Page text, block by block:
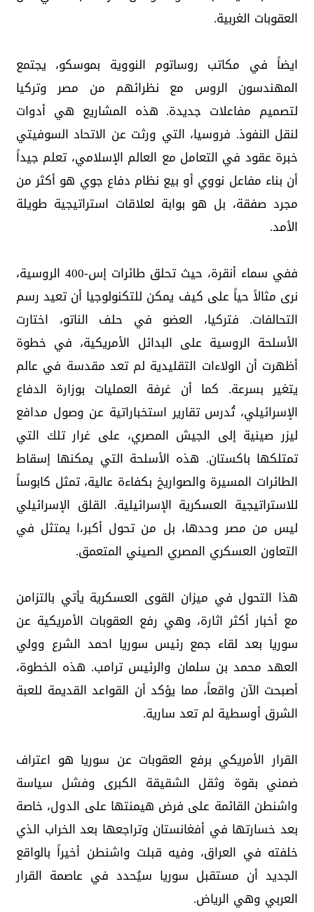
العقوبات الغربية.
ايضاً في مكاتب روساتوم النووية بموسكو، يجتمع
المهندسون الروس مع نظرائهم من مصر وتركيا
لتصميم مفاعلات جديدة. هذه المشاريع هي أدوات
لنقل النفوذ. فروسيا، التي ورثت عن الاتحاد السوفيتي
خبرة عقود في التعامل مع العالم الإسلامي، تعلم جيداً
أن بناء مفاعل نووي أو بيع نظام دفاع جوي هو أكثر من
مجرد صفقة، بل هو بوابة لعلاقات استراتيجية طويلة
الأمد.
ففي سماء أنقرة، حيث تحلق طائرات إس-400 الروسية،
نرى مثالاً حياً على كيف يمكن للتكنولوجيا أن تعيد رسم
التحالفات. فتركيا، العضو في حلف الناتو، اختارت
الأسلحة الروسية على البدائل الأمريكية، في خطوة
أظهرت أن الولاءات التقليدية لم تعد مقدسة في عالم
يتغير بسرعة. كما أن غرفة العمليات بوزارة الدفاع
الإسرائيلي، تُدرس تقارير استخباراتية عن وصول مدافع
ليزر صينية إلى الجيش المصري، على غرار تلك التي
تمتلكها باكستان. هذه الأسلحة التي يمكنها إسقاط
الطائرات المسيرة والصواريخ بكفاءة عالية، تمثل كابوساً
للاستراتيجية العسكرية الإسرائيلية. القلق الإسرائيلي
ليس من مصر وحدها، بل من تحول أكبر،ا يمتثل في
التعاون العسكري المصري الصيني المتعمق.
هذا التحول في ميزان القوى العسكرية يأتي بالتزامن
مع أخبار أكثر اثارة، وهي رفع العقوبات الأمريكية عن
سوريا بعد لقاء جمع رئيس سوريا احمد الشرع وولي
العهد محمد بن سلمان والرئيس ترامب. هذه الخطوة،
أصبحت الآن واقعاً، مما يؤكد أن القواعد القديمة للعبة
الشرق أوسطية لم تعد سارية.
القرار الأمريكي برفع العقوبات عن سوريا هو اعتراف
ضمني بقوة وثقل الشقيقة الكبرى وفشل سياسة
واشنطن القائمة على فرض هيمنتها على الدول، خاصة
بعد خسارتها في أفغانستان وتراجعها بعد الخراب الذي
خلفته في العراق، وفيه قبلت واشنطن أخيراً بالواقع
الجديد أن مستقبل سوريا سيُحدد في عاصمة القرار
العربي وهي الرياض.